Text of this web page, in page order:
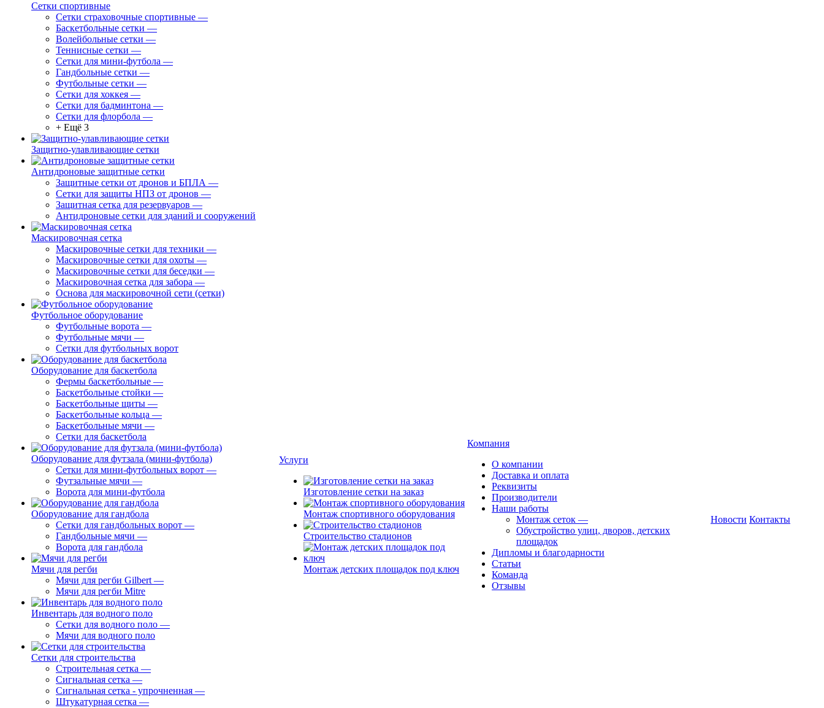
Сетки спортивные
Сетки страховочные спортивные —
Баскетбольные сетки —
Волейбольные сетки —
Теннисные сетки —
Сетки для мини-футбола —
Гандбольные сетки —
Футбольные сетки —
Сетки для хоккея —
Сетки для бадминтона —
Сетки для флорбола —
+ Ещё 3
Защитно-улавливающие сетки
Антидроновые защитные сетки
Защитные сетки от дронов и БПЛА —
Сетки для защиты НПЗ от дронов —
Защитная сетка для резервуаров —
Антидроновые сетки для зданий и сооружений
Маскировочная сетка
Маскировочные сетки для техники —
Маскировочные сетки для охоты —
Маскировочные сетки для беседки —
Маскировочная сетка для забора —
Основа для маскировочной сети (сетки)
Футбольное оборудование
Футбольные ворота —
Футбольные мячи —
Сетки для футбольных ворот
Оборудование для баскетбола
Фермы баскетбольные —
Баскетбольные стойки —
Баскетбольные щиты —
Баскетбольные кольца —
Баскетбольные мячи —
Сетки для баскетбола
Оборудование для футзала (мини-футбола)
Сетки для мини-футбольных ворот —
Футзальные мячи —
Ворота для мини-футбола
Оборудование для гандбола
Сетки для гандбольных ворот —
Гандбольные мячи —
Ворота для гандбола
Мячи для регби
Мячи для регби Gilbert —
Мячи для регби Mitre
Инвентарь для водного поло
Сетки для водного поло —
Мячи для водного поло
Сетки для строительства
Строительная сетка —
Сигнальная сетка —
Сигнальная сетка - упрочненная —
Штукатурная сетка —
Услуги
Изготовление сетки на заказ
Монтаж спортивного оборудования
Строительство стадионов
Монтаж детских площадок под ключ
Компания
О компании
Доставка и оплата
Реквизиты
Производители
Наши работы
Монтаж сеток —
Обустройство улиц, дворов, детских
площадок
Дипломы и благодарности
Статьи
Команда
Отзывы
Новости Контакты